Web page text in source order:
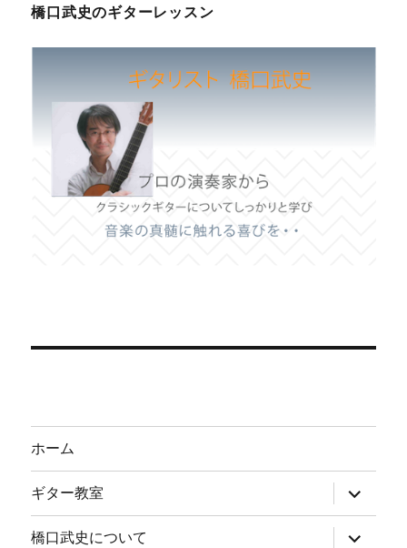
橋口武史のギターレッスン
ホーム
ギター教室
サ
ブ
メ
ニ
橋口武史について
サ